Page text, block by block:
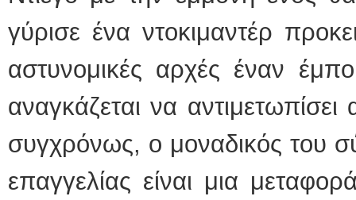
γύρισε ένα ντοκιμαντέρ
αστυνομικές αρχές έναν
αναγκάζεται να
συγχρόνως, ο μοναδικός του
επαγγελίας είναι μια